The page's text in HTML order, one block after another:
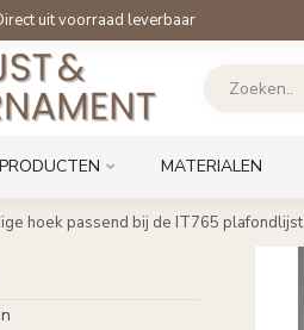
uit voorraad leverbaar
MATERIALEN
hoek passend bij de IT765 plafondlijst